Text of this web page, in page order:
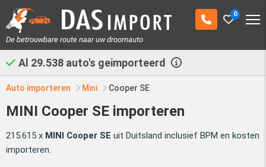
0
De betrouwbare route naar uw droomauto
Al 29.538 auto's geimporteerd
Auto importeren Mini Cooper SE
MINI Cooper SE importeren
215.615 x MINI Cooper SE uit Duitsland inclusief BPM en kosten
importeren.